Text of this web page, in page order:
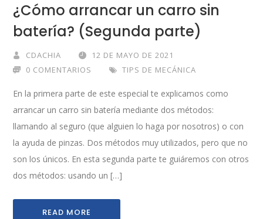
¿Cómo arrancar un carro sin
batería? (Segunda parte)
CDACHIA
12 DE MAYO DE 2021
0 COMENTARIOS
TIPS DE MECÁNICA
En la primera parte de este especial te explicamos como
arrancar un carro sin batería mediante dos métodos:
llamando al seguro (que alguien lo haga por nosotros) o con
la ayuda de pinzas. Dos métodos muy utilizados, pero que no
son los únicos. En esta segunda parte te guiáremos con otros
dos métodos: usando un […]
READ MORE